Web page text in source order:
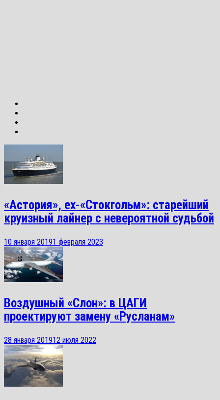
«Астория», ex-«Стокгольм»: старейший
круизный лайнер с невероятной судьбой
10 января 20191 февраля 2023
Воздушный «Слон»: в ЦАГИ
проектируют замену «Русланам»
28 января 201912 июля 2022